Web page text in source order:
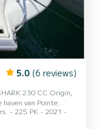
5.0 (6 reviews)
230 CC Origin,
van Pointe
225 PK
2021